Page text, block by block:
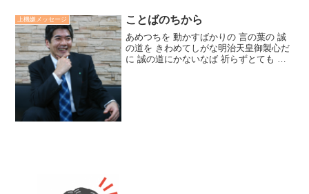
上機嫌メッセージ ことばのちから
あめつちを 動かすばかりの 言の葉の 誠
の道を きわめてしがな明治天皇御製心だ
に 誠の道にかないなば 祈らずとても 神